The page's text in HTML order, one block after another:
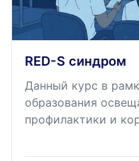
RED-S синдром
Данный курс в
образования
профилактики и
(RED-S) —